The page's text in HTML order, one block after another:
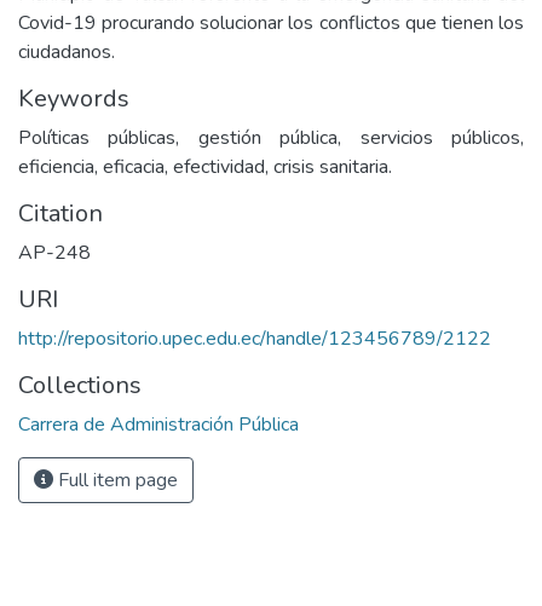
Covid-19 procurando solucionar los conflictos que tienen los
ciudadanos.
Keywords
Políticas públicas, gestión pública, servicios públicos,
eficiencia, eficacia, efectividad, crisis sanitaria.
Citation
AP-248
URI
http://repositorio.upec.edu.ec/handle/123456789/2122
Collections
Carrera de Administración Pública
Full item page